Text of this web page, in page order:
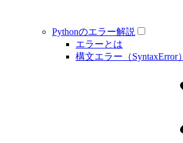
Pythonのエラー解説
エラーとは
構文エラー（SyntaxError）